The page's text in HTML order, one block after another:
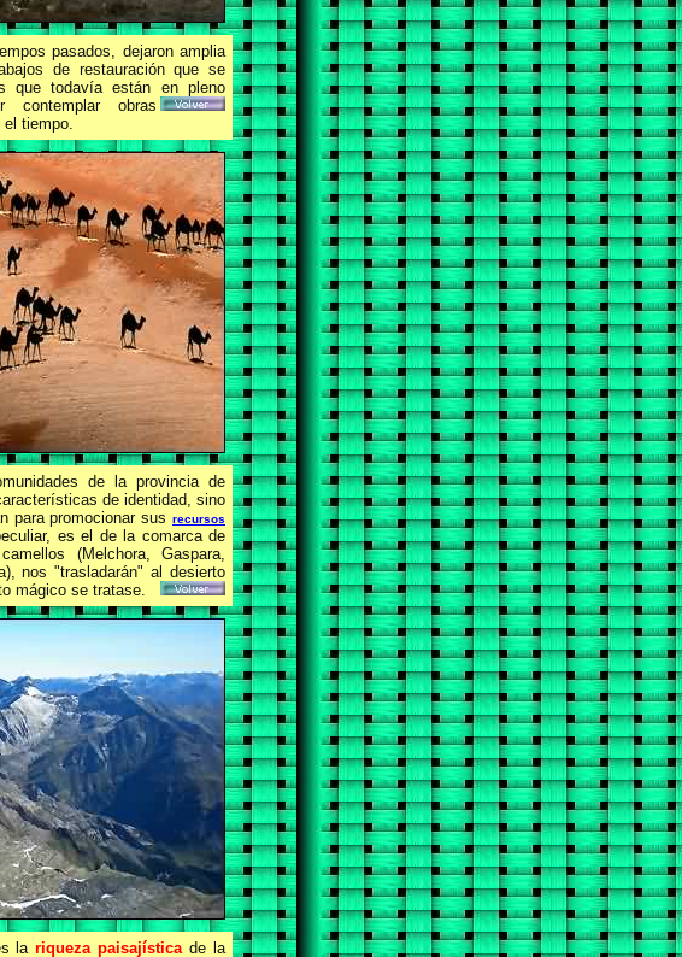
pasados, dejaron amplia
de restauración que se
que todavía están en pleno
obras
el tiempo.
de la provincia de
de identidad, sino
para promocionar sus recursos
es el de la comarca de
(Melchora, Gaspara,
nos "trasladarán" al desierto
mágico se tratase.
lariqueza paisajística de la